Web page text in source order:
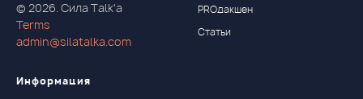
© 2026. Сила Talk'a
Terms
admin@silatalka.com
PROдакшен
Статьи
Информация